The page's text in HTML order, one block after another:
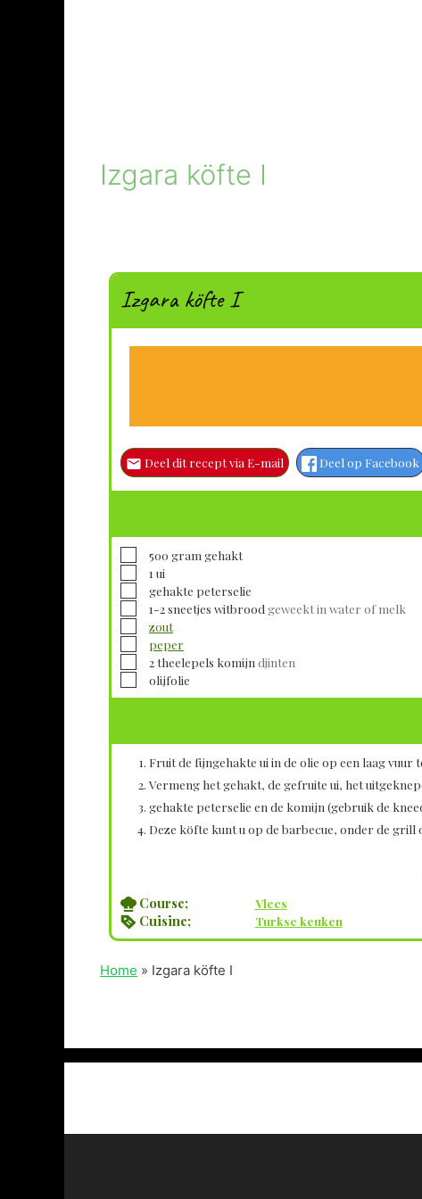
Izgara köfte I
Izgara köfte I
Deel dit recept via E-mail Deel op Facebook
▢
500 gram gehakt
▢1 ui
▢
gehakte peterselie
▢1-2sneetjes witbrood geweekt in water of melk
▢
zout
▢
peper
▢
2theelepels komijn djinten
▢
olijfolie
Fruit de fijngehakte ui in de olie op een laag vuur
Vermeng het gehakt, de gefruite ui, het
gehakte peterselie en de komijn (gebruik de
Deze köfte kunt u op de barbecue, onder de grill
Course; Vlees
Cuisine; Turkse keuken
Home » Izgara köfte I